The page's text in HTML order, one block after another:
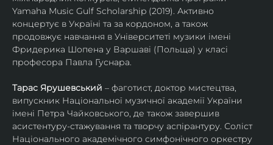
Yamaha Music Gulf Scholarship (2019). Активно
концертує в Україні та за кордоном, а також
продовжує навчання в Університеті музики імені
Фридерика Шопена у Варшаві (Польща) у класі
професора Павла Гуснара.
Тарас Ярушевський – фаготист, доктор мистецтва,
випускник Національної музичної академії України
імені Петра Чайковського, де також завершив
асистентуру-стажування та творчу аспірантуру. Соліст
Національного академічного симфонічного оркестру